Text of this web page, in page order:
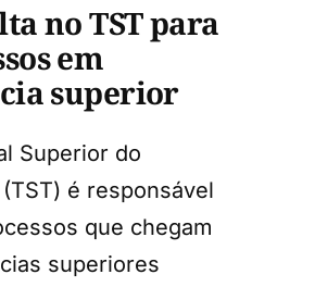
no TST para
em
superior
Superior do
é responsável
que chegam
superiores